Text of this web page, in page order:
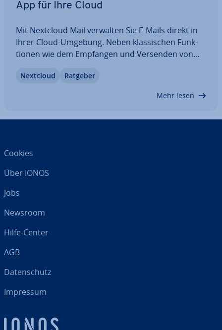
App für Ihre Cloud
Mit Nextcloud Mail verwalten Sie E-Mails direkt in
Ihrer Cloud-Umgebung. Neben klas­si­schen Funk­
tio­nen wie dem Empfangen und Versenden von
Tools, die zu einem ef­fi­zi­en­ten Workflow beitragen.
Nextcloud Ratgeber
Mehr lesen
Cookies
Über IONOS
Jobs
Newsroom
Hilfe-Center
AGB
Da­ten­schutz
Impressum